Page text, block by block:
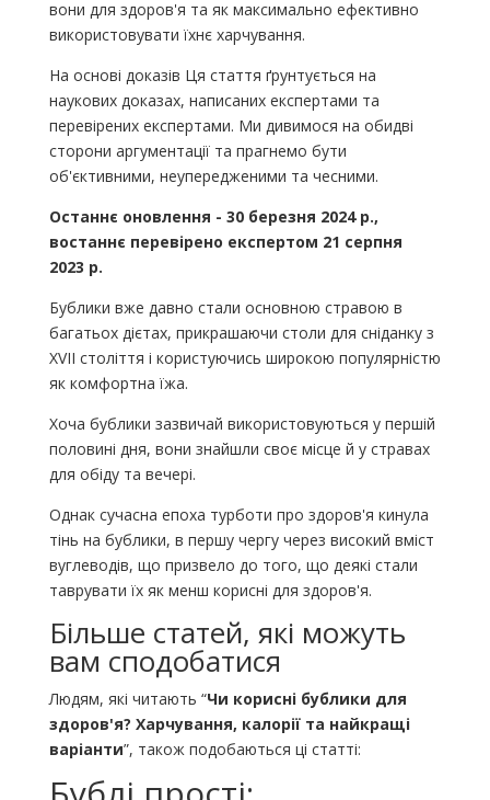
вони для здоров'я та як максимально ефективно
використовувати їхнє харчування.
На основі доказів Ця стаття ґрунтується на
наукових доказах, написаних експертами та
перевірених експертами. Ми дивимося на обидві
сторони аргументації та прагнемо бути
об'єктивними, неупередженими та чесними.
Останнє оновлення - 30 березня 2024 р.,
востаннє перевірено експертом 21 серпня
2023 р.
Бублики вже давно стали основною стравою в
багатьох дієтах, прикрашаючи столи для сніданку з
XVII століття і користуючись широкою популярністю
як комфортна їжа.
Хоча бублики зазвичай використовуються у першій
половині дня, вони знайшли своє місце й у стравах
для обіду та вечері.
Однак сучасна епоха турботи про здоров'я кинула
тінь на бублики, в першу чергу через високий вміст
вуглеводів, що призвело до того, що деякі стали
таврувати їх як менш корисні для здоров'я.
Більше статей, які можуть
вам сподобатися
Людям, які читають “Чи корисні бублики для
здоров'я? Харчування, калорії та найкращі
варіанти”, також подобаються ці статті: